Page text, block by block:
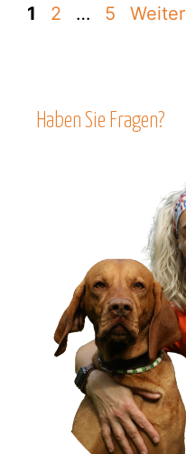
Seite
1 Seite
2 … Seite
5 Weiter
Haben Sie Fragen?